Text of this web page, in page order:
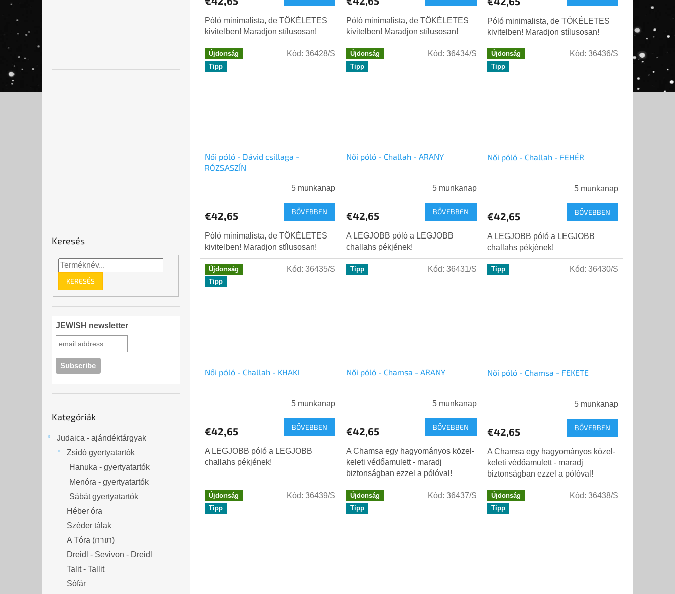
Keresés
KERESÉS
JEWISH newsletter
átugrása
Kategóriák
Judaica - ajándéktárgyak
Zsidó gyertyatartók
Hanuka - gyertyatartók
Menóra - gyertyatartók
Sábát gyertyatartók
Héber óra
Széder tálak
A Tóra (תורה)
Dreidl - Sevivon - Dreidl
Talit - Tallit
Sófár
Póló minimalista, de TÖKÉLETES
kivitelben! Maradjon stílusosan!
Póló minimalista, de TÖKÉLETES
kivitelben! Maradjon stílusosan!
Póló minimalista, de TÖKÉLETES
kivitelben! Maradjon stílusosan!
Újdonság
Tipp
Női póló - Dávid csillaga -
RÓZSASZÍN
5 munkanap
€42,65 BŐVEBBEN
Póló minimalista, de TÖKÉLETES
kivitelben! Maradjon stílusosan!
Kód: 36428/S
Újdonság
Tipp
Női póló - Challah - ARANY
5 munkanap
€42,65 BŐVEBBEN
A LEGJOBB póló a LEGJOBB
challahs pékjének!
Kód: 36434/S
Újdonság
Tipp
Női póló - Challah - FEHÉR
5 munkanap
€42,65 BŐVEBBEN
A LEGJOBB póló a LEGJOBB
challahs pékjének!
Kód: 36436/S
Újdonság
Tipp
Női póló - Challah - KHAKI
5 munkanap
€42,65 BŐVEBBEN
A LEGJOBB póló a LEGJOBB
challahs pékjének!
Kód: 36435/S Tipp
Női póló - Chamsa - ARANY
5 munkanap
€42,65 BŐVEBBEN
A Chamsa egy hagyományos közel-
keleti védőamulett - maradj
biztonságban ezzel a pólóval!
Kód: 36431/S Tipp
Női póló - Chamsa - FEKETE
5 munkanap
€42,65 BŐVEBBEN
A Chamsa egy hagyományos közel-
keleti védőamulett - maradj
biztonságban ezzel a pólóval!
Kód: 36430/S
Újdonság
Tipp
Kód: 36439/S
Újdonság
Tipp
Kód: 36437/S
Újdonság
Tipp
Kód: 36438/S